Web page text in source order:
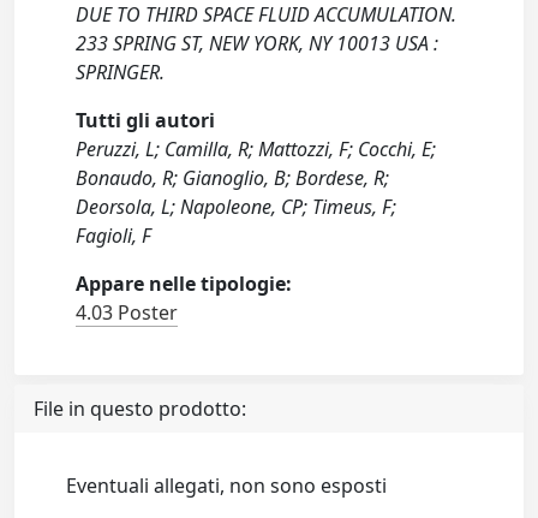
DUE TO THIRD SPACE FLUID ACCUMULATION.
233 SPRING ST, NEW YORK, NY 10013 USA :
SPRINGER.
Tutti gli autori
Peruzzi, L; Camilla, R; Mattozzi, F; Cocchi, E;
Bonaudo, R; Gianoglio, B; Bordese, R;
Deorsola, L; Napoleone, CP; Timeus, F;
Fagioli, F
Appare nelle tipologie:
4.03 Poster
File in questo prodotto:
Eventuali allegati, non sono esposti